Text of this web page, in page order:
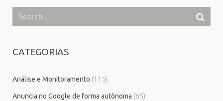
CATEGORIAS
Análise e Monitoramento (115)
Anuncia no Google de forma autônoma (65)